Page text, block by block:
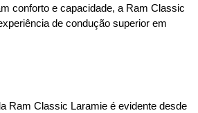
conforto e capacidade, a Ram Classic
de condução superior em
Ram Classic Laramie é evidente desde